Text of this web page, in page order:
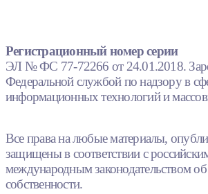
Регистрационный номер серии
ЭЛ № ФС 77-72266 от 24.01.2018.
Федеральной службой по надзору в
информационных технологий и
Все права на любые материалы,
защищены в соответствии с
международным законодательством об
собственности.